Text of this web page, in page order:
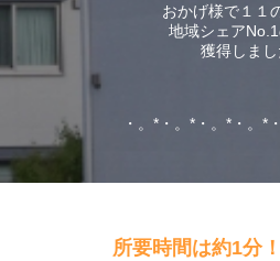
おかげ様で１１
地域シェアNo.1
獲得しまし
・。*・。*・。*・。*
所要時間は約1分